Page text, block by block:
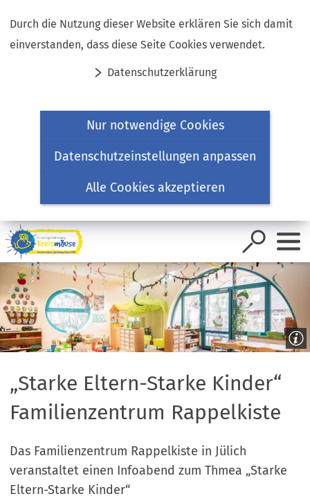
Durch die Nutzung dieser Website erklären Sie sich damit
einverstanden, dass diese Seite Cookies verwendet.
Datenschutzerklärung
Nur notwendige Cookies
Datenschutzeinstellungen anpassen
Alle Cookies akzeptieren
Inhalt anspringen
„Starke Eltern-Starke Kinder“
Familienzentrum Rappelkiste
Das Familienzentrum Rappelkiste in Jülich
veranstaltet einen Infoabend zum Thmea „Starke
Eltern-Starke Kinder“